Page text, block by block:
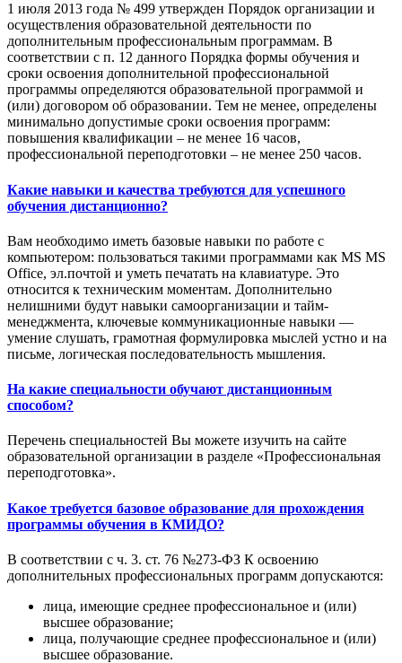
1 июля 2013 года № 499 утвержден Порядок организации и
осуществления образовательной деятельности по
дополнительным профессиональным программам. В
соответствии с п. 12 данного Порядка формы обучения и
сроки освоения дополнительной профессиональной
программы определяются образовательной программой и
(или) договором об образовании. Тем не менее, определены
минимально допустимые сроки освоения программ:
повышения квалификации – не менее 16 часов,
профессиональной переподготовки – не менее 250 часов.
Какие навыки и качества требуются для успешного
обучения дистанционно?
Вам необходимо иметь базовые навыки по работе с
компьютером: пользоваться такими программами как MS MS
Office, эл.почтой и уметь печатать на клавиатуре. Это
относится к техническим моментам. Дополнительно
нелишними будут навыки самоорганизации и тайм-
менеджмента, ключевые коммуникационные навыки —
умение слушать, грамотная формулировка мыслей устно и на
письме, логическая последовательность мышления.
На какие специальности обучают дистанционным
способом?
Перечень специальностей Вы можете изучить на сайте
образовательной организации в разделе «Профессиональная
переподготовка».
Какое требуется базовое образование для прохождения
программы обучения в КМИДО?
В соответствии с ч. 3. ст. 76 №273-ФЗ К освоению
дополнительных профессиональных программ допускаются:
лица, имеющие среднее профессиональное и (или)
высшее образование;
лица, получающие среднее профессиональное и (или)
высшее образование.